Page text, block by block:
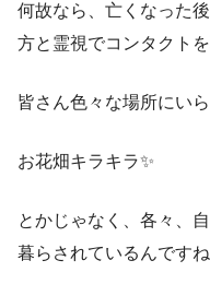
何故なら、亡くなった
方と霊視でコンタクトを
皆さん色々な場所にい
お花畑キラキラ✨
とかじゃなく、各々、
暮らされているんですね